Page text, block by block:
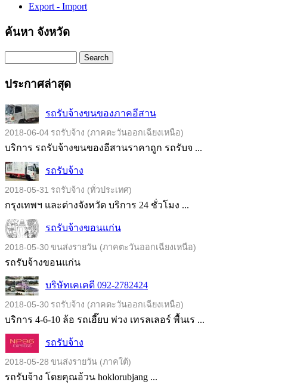
Export - Import
ค้นหา จังหวัด
Search
ประกาศล่าสุด
รถรับจ้างขนของภาคอีสาน
2018-06-04 รถรับจ้าง (ภาคตะวันออกเฉียงเหนือ)
บริการ รถรับจ้างขนของอีสานราคาถูก รถรับจ ...
รถรับจ้าง
2018-05-31 รถรับจ้าง (ทั่วประเทศ)
กรุงเทพฯ และต่างจังหวัด บริการ 24 ชั่วโมง ...
รถรับจ้างขอนแก่น
2018-05-30ขนส่งรายวัน (ภาคตะวันออกเฉียงเหนือ)
รถรับจ้างขอนแก่น
บริษัทเคเคดี 092-2782424
2018-05-30 รถรับจ้าง (ภาคตะวันออกเฉียงเหนือ)
บริการ 4-6-10 ล้อ รถเฮี๊ยบ พ่วง เทรลเลอร์ พื้นเร ...
รถรับจ้าง
2018-05-28 ขนส่งรายวัน (ภาคใต้)
รถรับจ้าง โดยคุณอ้วน hoklorubjang ...